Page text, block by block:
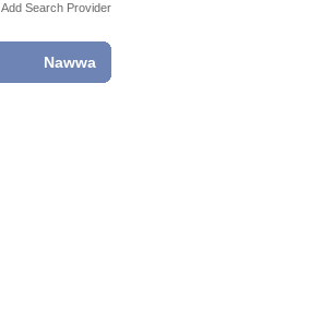
Add Search Provider
Nawwa